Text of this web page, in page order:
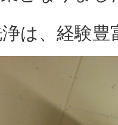
は、経験